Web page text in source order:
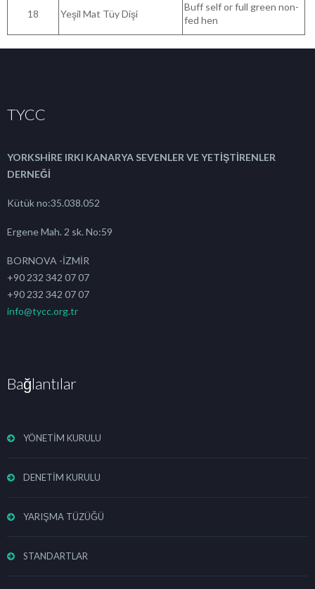
18 Yeşil Mat Tüy Dişi
Buff self or full green non-
fed hen
TYCC
YORKSHİRE IRKI KANARYA SEVENLER VE YETİŞTİRENLER
DERNEĞİ
Kütük no:35.038.052
Ergene Mah. 2 sk. No:59
BORNOVA -İZMİR
+90 232 342 07 07
+90 232 342 07 07
info@tycc.org.tr
Bağlantılar
YÖNETİM KURULU
DENETİM KURULU
YARIŞMA TÜZÜĞÜ
STANDARTLAR